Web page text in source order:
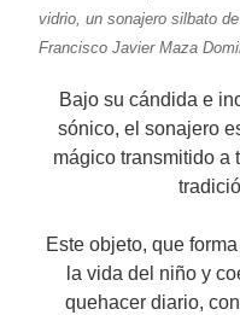
vidrio, un sonajero silbato
Francisco Javier Maza
Bajo su cándida e
sónico, el sonajero
mágico transmitido a
Este objeto, que
la vida del niño y
quehacer diario,